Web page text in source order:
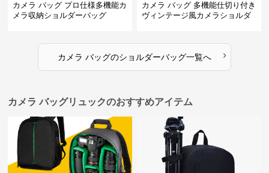
カメラ バッグ プロ仕様多機能カ
メラ収納ショルダーバッグ
カメラ バッグ 多機能仕切り付き
ヴィンテージ風カメラショルダ
カメラ バッグのショルダーバッグ一覧へ ›
カメラ バッグリュックのおすすめアイテム